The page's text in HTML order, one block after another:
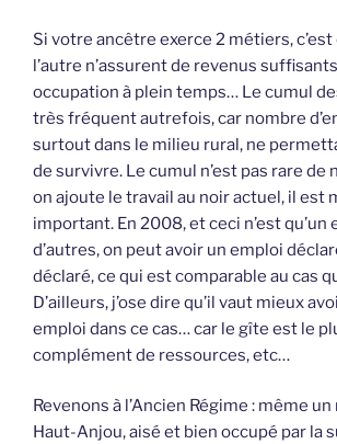
Si votre ancêtre exerce 2 métiers, c’est
l’autre n’assurent de revenus
occupation à plein temps… Le cumul
très fréquent autrefois, car nombre
surtout dans le milieu rural, ne
de survivre. Le cumul n’est pas rare de
on ajoute le travail au noir actuel, il est
important. En 2008, et ceci n’est qu’un
d’autres, on peut avoir un emploi
déclaré, ce qui est comparable au cas
D’ailleurs, j’ose dire qu’il vaut mieux
emploi dans ce cas… car le gîte est le
complément de ressources, etc…
Revenons à l’Ancien Régime : même
Haut-Anjou, aisé et bien occupé par la